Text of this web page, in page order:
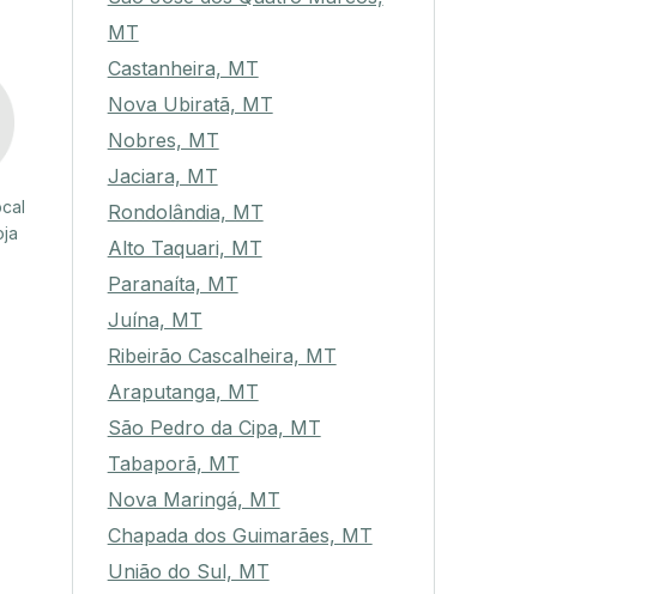
MT
Castanheira, MT
Nova Ubiratã, MT
Nobres, MT
Jaciara, MT
Rondolândia, MT
Alto Taquari, MT
Paranaíta, MT
Juína, MT
Ribeirão Cascalheira, MT
Araputanga, MT
São Pedro da Cipa, MT
Tabaporã, MT
Nova Maringá, MT
Chapada dos Guimarães, MT
União do Sul, MT